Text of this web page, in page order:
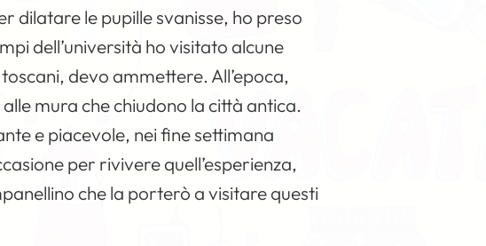
dilatare le pupille svanisse, ho preso
dell’università ho visitato alcune
devo ammettere. All’epoca,
mura che chiudono la città antica.
e piacevole, nei fine settimana
per rivivere quell’esperienza,
che la porterò a visitare questi